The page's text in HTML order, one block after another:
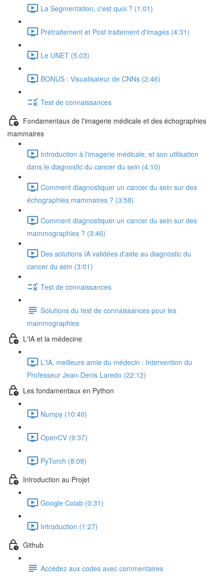
La Segmentation, c'est quoi ? (1:01)
Prétraitement et Post traitement d'images (4:31)
Le UNET (5:03)
BONUS : Visualisateur de CNNs (2:46)
Test de connaissances
Fondamentaux de l'imagerie médicale et des échographies
mammaires
Introduction à l'imagerie médicale, et son utilisation
dans le diagnostic du cancer du sein (4:10)
Comment diagnostiquer un cancer du sein sur des
échographies mammaires ? (3:58)
Comment diagnostiquer un cancer du sein sur des
mammographies ? (3:46)
Des solutions IA validées d'aide au diagnostic du
cancer du sein (3:01)
Test de connaissances
Solutions du test de connaissances pour les
mammographies
L'IA et la médecine
L'IA, meilleure amie du médecin : Intervention du
Professeur Jean-Denis Laredo (22:12)
Les fondamentaux en Python
Numpy (10:40)
OpenCV (9:37)
PyTorch (8:08)
Introduction au Projet
Google Colab (0:31)
Introduction (1:27)
Github
Accédez aux codes avec commentaires